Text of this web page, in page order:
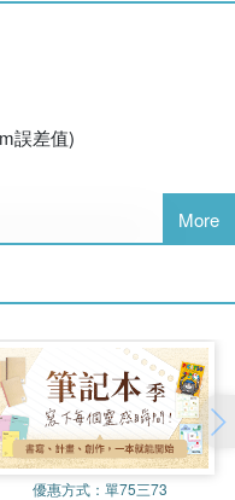
誤差值)
More
優惠方式： 單75三73